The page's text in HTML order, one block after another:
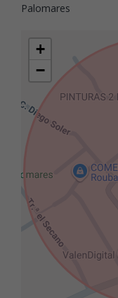
Palomares
+
−